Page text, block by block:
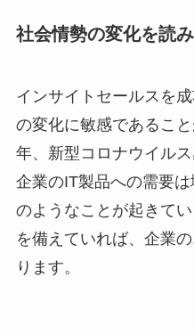
社会情勢の変化を読
インサイトセールスを
の変化に敏感であるこ
年、新型コロナウイル
企業のIT製品への需要
のようなことが起きて
を備えていれば、企業
ります。